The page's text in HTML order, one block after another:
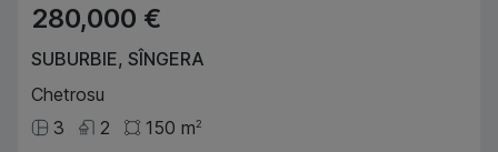
280,000 €
SUBURBIE, SÎNGERA
Chetrosu
3
2 150 m2